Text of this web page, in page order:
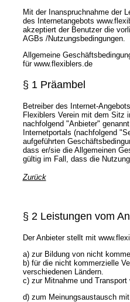
Mit der Inanspruchnahme der
des Internetangebots
akzeptiert der Benutzer die
AGBs /Nutzungsbedingungen.
Allgemeine
für www.flexiblers.de
§ 1 Präambel
Betreiber des Internet-
Flexiblers Verein mit dem Sitz
nachfolgend "Anbieter"
Internetportals (nachfolgend
aufgeführten
dass er/sie die Allgemeinen
gültig im Fall, dass die
Zurück
§ 2 Leistungen vom
Der Anbieter stellt mit
a) zur Bildung von nicht
b) für die nicht kommerzielle
verschiedenen Ländern.
c) zur Mitnahme und
d) zum Meinungsaustausch